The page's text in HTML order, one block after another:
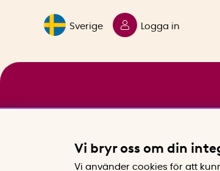
Sverige Logga in
Vi bryr oss om din
Vi använder cookies för att